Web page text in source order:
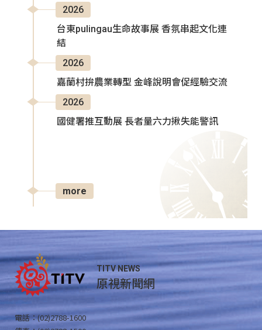
2026
台東pulingau生命故事展 香氛串起文化連
結
2026
嘉蘭村拚農業轉型 金峰說明會促經驗交流
2026
國健署推互動展 長者量六力揪失能警訊
more
TITV NEWS
原視新聞網
電話：(02)2788-1600